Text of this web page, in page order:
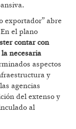
exportador” abre
el plano
contar con
necesaria
aspectos
y
agencias
del extenso y
al